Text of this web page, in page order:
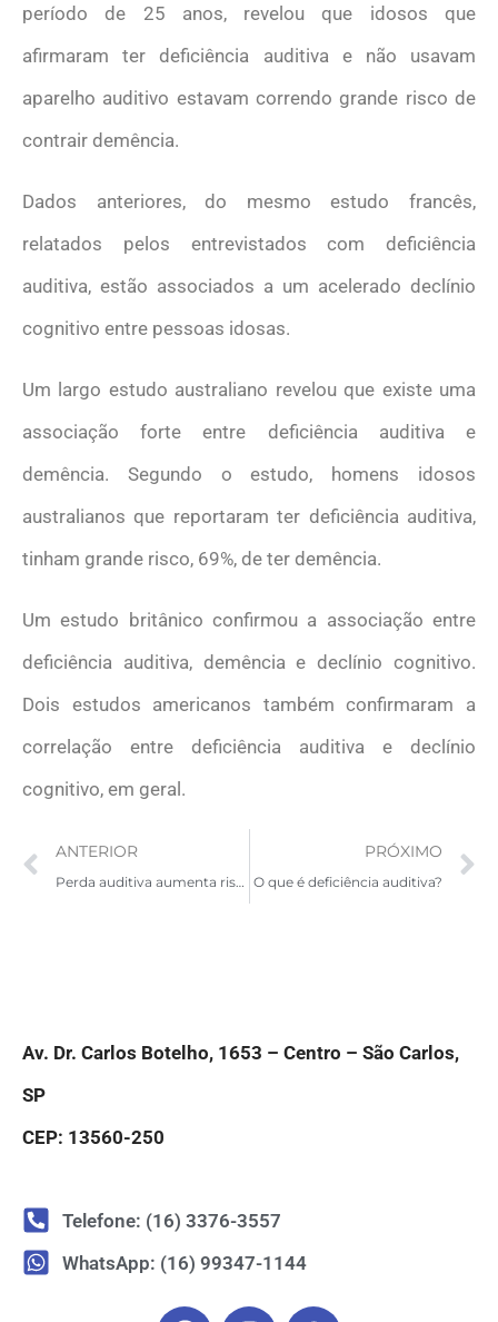
período de 25 anos, revelou que idosos que
afirmaram ter deficiência auditiva e não usavam
aparelho auditivo estavam correndo grande risco de
contrair demência.
Dados anteriores, do mesmo estudo francês,
relatados pelos entrevistados com deficiência
auditiva, estão associados a um acelerado declínio
cognitivo entre pessoas idosas.
Um largo estudo australiano revelou que existe uma
associação forte entre deficiência auditiva e
demência. Segundo o estudo, homens idosos
australianos que reportaram ter deficiência auditiva,
tinham grande risco, 69%, de ter demência.
Um estudo britânico confirmou a associação entre
deficiência auditiva, demência e declínio cognitivo.
Dois estudos americanos também confirmaram a
correlação entre deficiência auditiva e declínio
cognitivo, em geral.
ANTERIOR
Perda auditiva aumenta risco de quedas entre idosos
PRÓXIMO
O que é deficiência auditiva?
Av. Dr. Carlos Botelho, 1653 – Centro – São Carlos,
SP
CEP: 13560-250
Telefone: (16) 3376-3557
WhatsApp: (16) 99347-1144